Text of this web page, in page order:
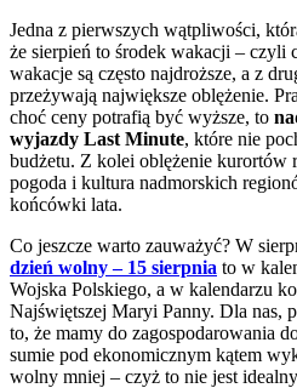
Jedna z pierwszych wątpliwości,
że sierpień to środek wakacji – czyli
wakacje są często najdroższe, a z
przeżywają największe oblężenie.
choć ceny potrafią być wyższe, to
wyjazdy Last Minute, które nie
budżetu. Z kolei oblężenie kurortów
pogoda i kultura nadmorskich
końcówki lata.
Co jeszcze warto zauważyć? W
dzień wolny – 15 sierpnia to w
Wojska Polskiego, a w kalendarzu
Najświętszej Maryi Panny. Dla nas,
to, że mamy do zagospodarowania
sumie pod ekonomicznym kątem
wolny mniej – czyż to nie jest